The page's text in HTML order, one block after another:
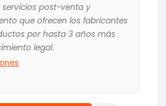
servicios post-venta y
que ofrecen los fabricantes
por hasta 3 años más
legal.